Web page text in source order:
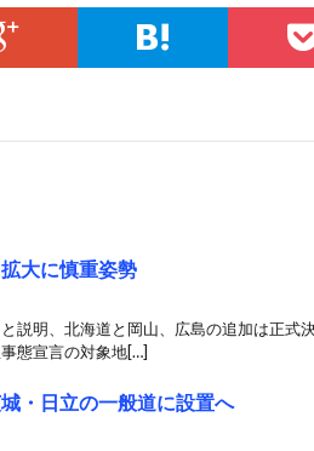
大に慎重姿勢
説明、北海道と岡山、広島の追加は正式
態宣言の対象地[…]
・日立の一般道に設置へ